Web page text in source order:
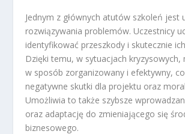
Jednym z głównych atutów szkoleń jest
rozwiązywania problemów. Uczestnicy
identyfikować przeszkody i skutecznie
Dzięki temu, w sytuacjach kryzysowych,
w sposób zorganizowany i efektywny,
negatywne skutki dla projektu oraz
Umożliwia to także szybsze
oraz adaptację do zmieniającego się
biznesowego.